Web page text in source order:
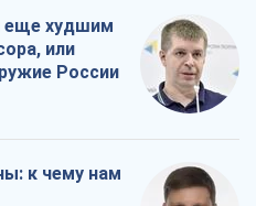
еще худшим
или
России
к чему нам